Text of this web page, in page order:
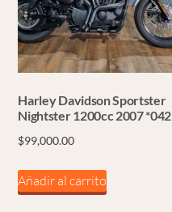
Harley Davidson Sportster
Nightster 1200cc 2007 *042
$99,000.00
Añadir al carrito